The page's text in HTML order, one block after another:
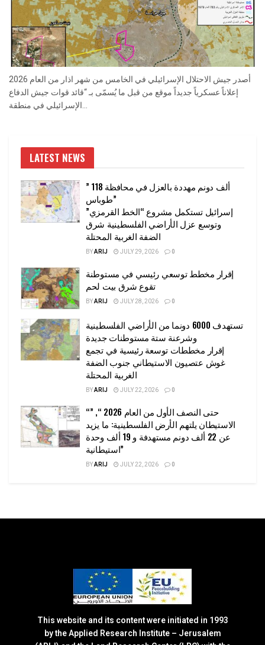
أصدر جيش الاحتلال الإسرائيلي في الخامس من شهر اذار من العام 2026
إعلاناً عسكرياً جديداً موقع من قبل ما يُسمّى بـ “قائد قوات جيش الدفاع
الإسرائيلي في منطقة...
LATEST NEWS
” 118 ألف دونم مهددة بالعزل في محافظة
طوباس”
إسرائيل تستكمل مشروع “الخط القرمزي”
وتوسع عزل الأراضي الفلسطينية شرق
الضفة الغربية المحتلة
BYARIJ JULY 29, 2026 0
إقرار مخطط توسعي رئيسي في مستوطنة
تقوع شرق بيت لحم
BYARIJ JULY 28, 2026 0
تستهدف 6000 دونما من الأراضي الفلسطينية
وشرعنة ستة مستوطنات جديدة
إقرار مخططات توسعة رئيسية في تجمع
غوش عتصيون الاستيطاني جنوب الضفة
الغربية المحتلة
BYARIJ JULY 22, 2026 0
“حتى النصف الأول من العام 2026 “, ”
الاستيطان يلتهم الأرض الفلسطينية: ما يزيد
عن 22 ألف دونم مستهدفة و 19 ألف وحدة
استيطانية”
BYARIJ JULY 22, 2026 0
This website and its content were initiated in 1993
by the Applied Research Institute – Jerusalem